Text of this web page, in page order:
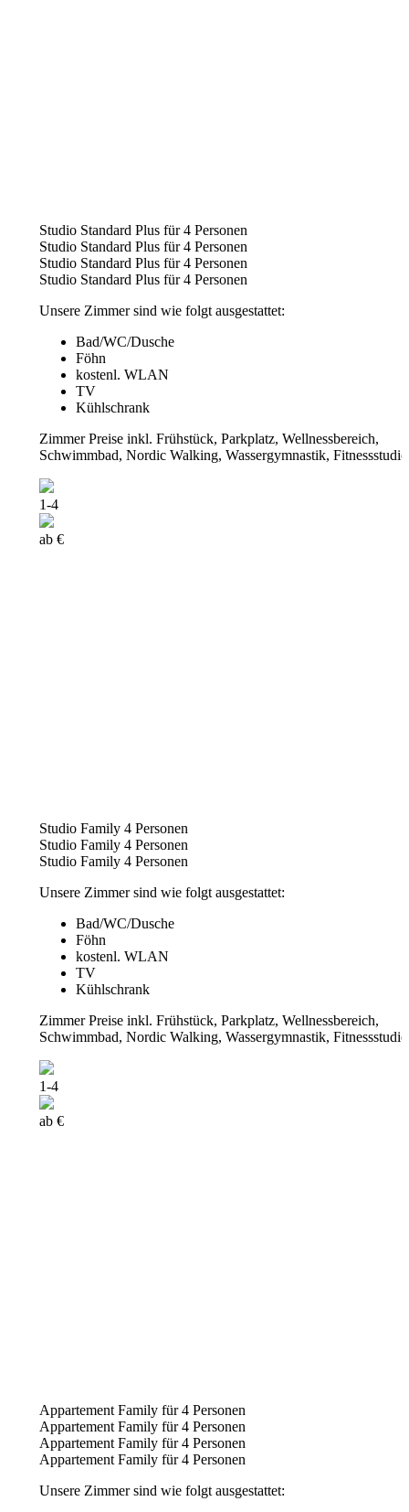
Studio Standard Plus für 4 Personen
Studio Standard Plus für 4 Personen
Studio Standard Plus für 4 Personen
Studio Standard Plus für 4 Personen
Unsere Zimmer sind wie folgt ausgestattet:
Bad/WC/Dusche
Föhn
kostenl. WLAN
TV
Kühlschrank
Zimmer Preise inkl. Frühstück, Parkplatz, Wellnessbereich,
Schwimmbad, Nordic Walking, Wassergymnastik, Fitnessstudio
1-4
ab €
Studio Family 4 Personen
Studio Family 4 Personen
Studio Family 4 Personen
Unsere Zimmer sind wie folgt ausgestattet:
Bad/WC/Dusche
Föhn
kostenl. WLAN
TV
Kühlschrank
Zimmer Preise inkl. Frühstück, Parkplatz, Wellnessbereich,
Schwimmbad, Nordic Walking, Wassergymnastik, Fitnessstudio
1-4
ab €
Appartement Family für 4 Personen
Appartement Family für 4 Personen
Appartement Family für 4 Personen
Appartement Family für 4 Personen
Unsere Zimmer sind wie folgt ausgestattet: